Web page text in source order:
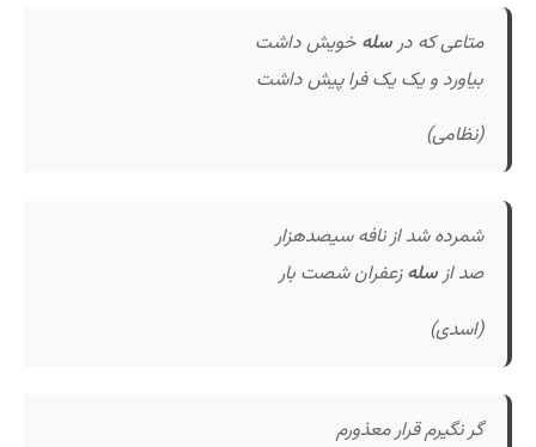
متاعی که در سله خویش داشت
بیاورد و یک یک فرا پیش داشت
(نظامی)
شمرده شد از نافه سیصدهزار
صد ازسلهزعفران شصت بار
(اسدی)
گر نگیرم قرار معذورم